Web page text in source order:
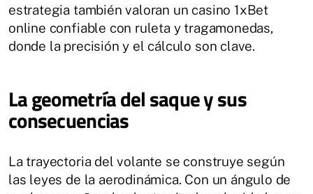
estrategia también valoran un casino 1xBet
online confiable con ruleta y tragamonedas,
donde la precisión y el cálculo son clave.
La geometría del saque y sus
consecuencias
La trayectoria del volante se construye según
las leyes de la aerodinámica. Con un ángulo de